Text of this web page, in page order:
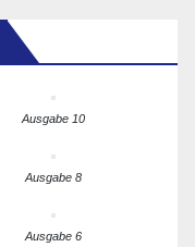
Ausgabe 10
Ausgabe 8
Ausgabe 6